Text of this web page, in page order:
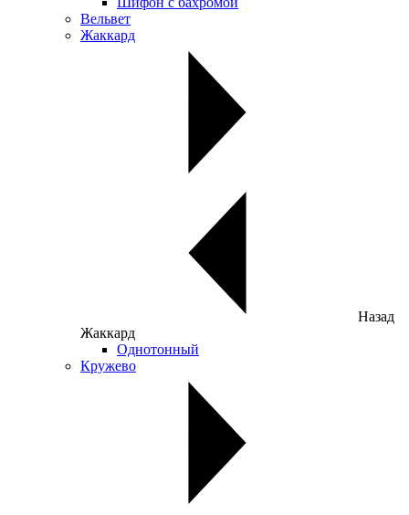
Вельвет
Жаккард
Назад
Жаккард
Однотонный
Кружево